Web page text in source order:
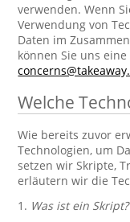
verwenden. Wenn
Verwendung von
Daten im
können Sie uns
Welche
Wie bereits zuvor
Technologien, um
setzen wir Skripte,
erläutern wir die
1. Was ist ein Skript?